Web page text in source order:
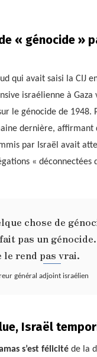
« génocide »
qui avait saisi la CIJ
israélienne à
le génocide de 1948.
dernière, affirmant
par Israël avait
« déconnectées
chose de
pas un
le rend pas vrai.
général adjoint israélien
Israël
s’est félicité de la